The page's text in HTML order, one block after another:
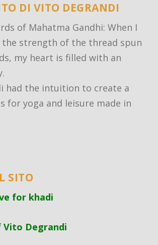
DI VITO DEGRANDI
of Mahatma Gandhi: When I
strength of the thread spun
my heart is filled with an
had the intuition to create a
for yoga and leisure made in
SITO
for khadi
Degrandi